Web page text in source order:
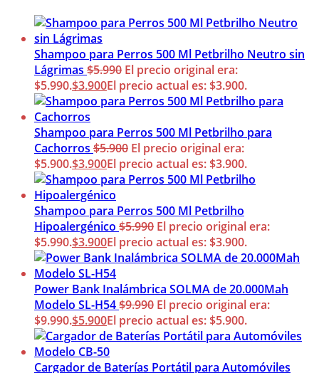
Shampoo para Perros 500 Ml Petbrilho Neutro sin
Lágrimas $5.990 El precio original era:
$5.990.$3.900El precio actual es: $3.900.
Shampoo para Perros 500 Ml Petbrilho para
Cachorros $5.900 El precio original era:
$5.900.$3.900El precio actual es: $3.900.
Shampoo para Perros 500 Ml Petbrilho
Hipoalergénico $5.990 El precio original era:
$5.990.$3.900El precio actual es: $3.900.
Power Bank Inalámbrica SOLMA de 20.000Mah
Modelo SL-H54$9.990 El precio original era:
$9.990.$5.900El precio actual es: $5.900.
Cargador de Baterías Portátil para Automóviles